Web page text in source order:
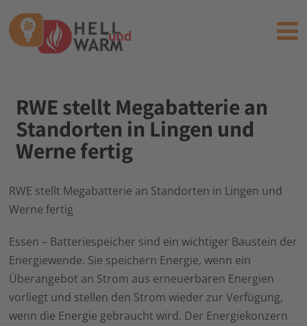
RWE stellt Megabatterie an
Standorten in Lingen und
Werne fertig
RWE stellt Megabatterie an Standorten in Lingen und
Werne fertig
Essen – Batteriespeicher sind ein wichtiger Baustein der
Energiewende. Sie speichern Energie, wenn ein
Überangebot an Strom aus erneuerbaren Energien
vorliegt und stellen den Strom wieder zur Verfügung,
wenn die Energie gebraucht wird. Der Energiekonzern